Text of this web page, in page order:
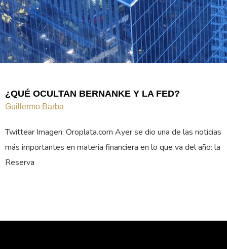
¿QUÉ OCULTAN BERNANKE Y LA FED?
Guillermo Barba
Twittear Imagen: Oroplata.com Ayer se dio una de las noticias
más importantes en materia financiera en lo que va del año: la
Reserva